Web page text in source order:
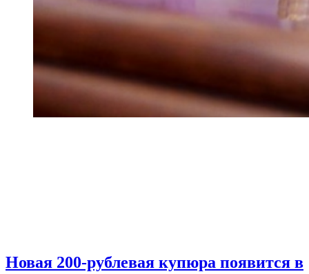
Новая 200-рублевая купюра появится в